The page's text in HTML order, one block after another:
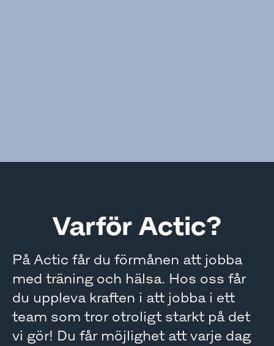
Varför Actic?
På Actic får du förmånen att jobba
med träning och hälsa. Hos oss får
du uppleva kraften i att jobba i ett
team som tror otroligt starkt på det
vi gör! Du får möjlighet att varje dag